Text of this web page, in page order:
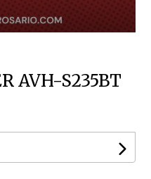
AVH-S235BT